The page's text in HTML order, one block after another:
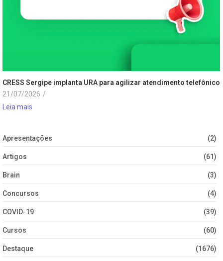
CRESS Sergipe implanta URA para agilizar atendimento telefônico
21/07/2026 /
Leia mais
Apresentações (2)
Artigos (61)
Brain (3)
Concursos (4)
COVID-19 (39)
Cursos (60)
Destaque (1676)